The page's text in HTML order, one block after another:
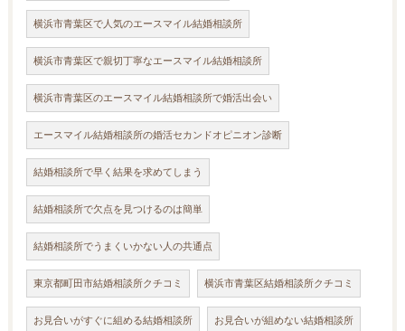
横浜市青葉区で人気のエースマイル結婚相談所
横浜市青葉区で親切丁寧なエースマイル結婚相談所
横浜市青葉区のエースマイル結婚相談所で婚活出会い
エースマイル結婚相談所の婚活セカンドオピニオン診断
結婚相談所で早く結果を求めてしまう
結婚相談所で欠点を見つけるのは簡単
結婚相談所でうまくいかない人の共通点
東京都町田市結婚相談所クチコミ 横浜市青葉区結婚相談所クチコミ
お見合いがすぐに組める結婚相談所 お見合いが組めない結婚相談所